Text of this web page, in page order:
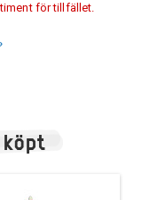
för tillfället.